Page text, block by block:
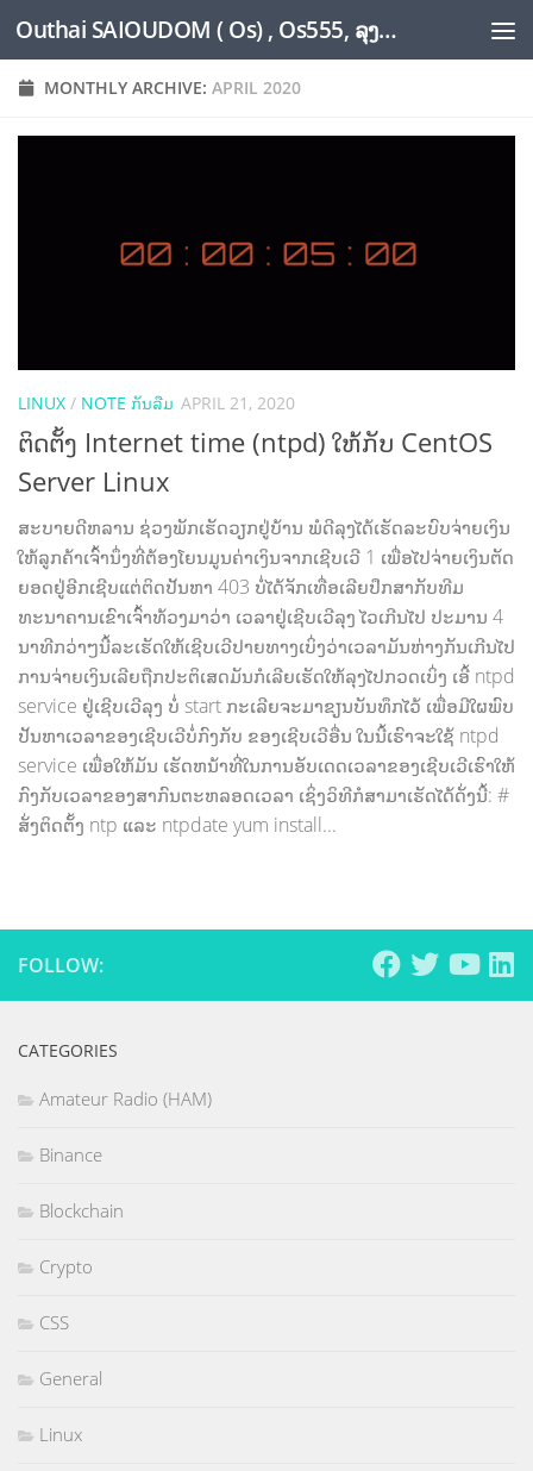
Skip to content Outhai SAIOUDOM ( Os) , Os555, ລຸງໂອ້ດ, LoungOs, UngleOs, XW1OS Official Website...
MONTHLY ARCHIVE: APRIL 2020
LINUX / NOTE ກັນລືມ APRIL 21, 2020
ຕິດຕັ້ງ Internet time (ntpd) ໃຫ້ກັບ CentOS
Server Linux
ສະບາຍດີຫລານ ຊ່ວງພັກເຮັດວຽກຢູ່ບ້ານ ພໍດີລຸງໄດ້ເຮັດລະບົບຈ່າຍເງິນ
ໃຫ້ລູກຄ້າເຈົ້ານຶ່ງທີ່ຕ້ອງໂຍນມູນຄ່າເງິນຈາກເຊີບເວີ 1 ເພື່ອໄປຈ່າຍເງິນຕັດ
ຍອດຢູ່ອີກເຊີບແຕ່ຕິດປັນຫາ 403 ບໍ່ໄດ້ຈັກເທື່ອເລີຍປຶກສາກັບທີມ
ທະນາຄານເຂົາເຈົ້າທ້ວງມາວ່າ ເວລາຢູ່ເຊີບເວີລຸງ ໄວເກີນໄປ ປະມານ 4
ນາທີກວ່າໆນີ້ລະເຮັດໃຫ້ເຊີບເວີປາຍທາງເບິ່ງວ່າເວລາມັນຫ່າງກັນເກີນໄປ
ການຈ່າຍເງິນເລີຍຖືກປະຕິເສດມັນກໍເລີຍເຮັດໃຫ້ລຸງໄປກວດເບິ່ງ ເອີ້ ntpd
service ຢູ່ເຊີບເວີລຸງ ບໍ່ start ກະເລີຍຈະມາຂຽນບັນທຶກໄວ້ ເພື່ອມີໃຜພົບ
ປັນຫາເວລາຂອງເຊີບເວີບໍ່ກົງກັບ ຂອງເຊີບເວີອື່ນ ໃນນີ້ເຮົາຈະໃຊ້ ntpd
service ເພື່ອໃຫ້ມັນ ເຮັດຫນ້າທີ່ໃນການອັບເດດເວລາຂອງເຊີບເວີເຮົາໃຫ້
ກົງກັບເວລາຂອງສາກົນຕະຫລອດເວລາ ເຊິ່ງວິທີກໍສາມາເຮັດໄດ້ດັ່ງນີ້: #
ສັ່ງຕິດຕັ້ງ ntp ແລະ ntpdate yum install...
FOLLOW:
CATEGORIES
Amateur Radio (HAM)
Binance
Blockchain
Crypto
CSS
General
Linux